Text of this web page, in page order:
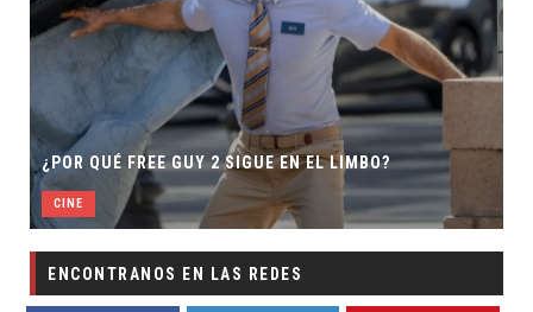
¿POR QUÉ FREE GUY 2 SIGUE EN EL LIMBO?
CINE
ENCONTRANOS EN LAS REDES